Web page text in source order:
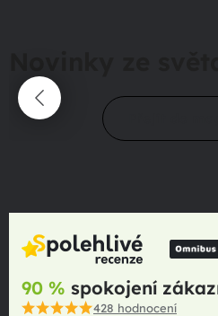
90 % spokojení
428 hodnocení